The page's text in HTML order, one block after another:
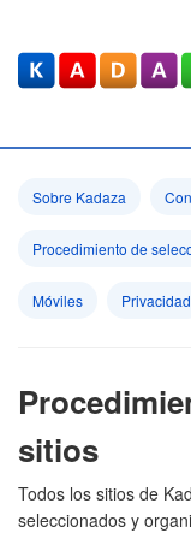
Sobre Kadaza
Procedimiento de
Móviles Privacidad
sitios
Todos los sitios de
seleccionados y